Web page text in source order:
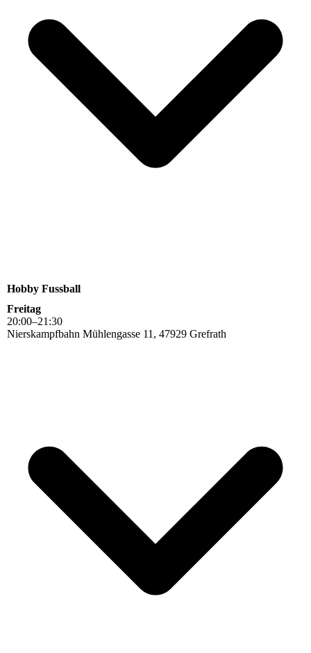
Hobby Fussball
Freitag
20:00–21 :30
Nierskampfbahn Mühlengasse 11, 47929 Grefrath